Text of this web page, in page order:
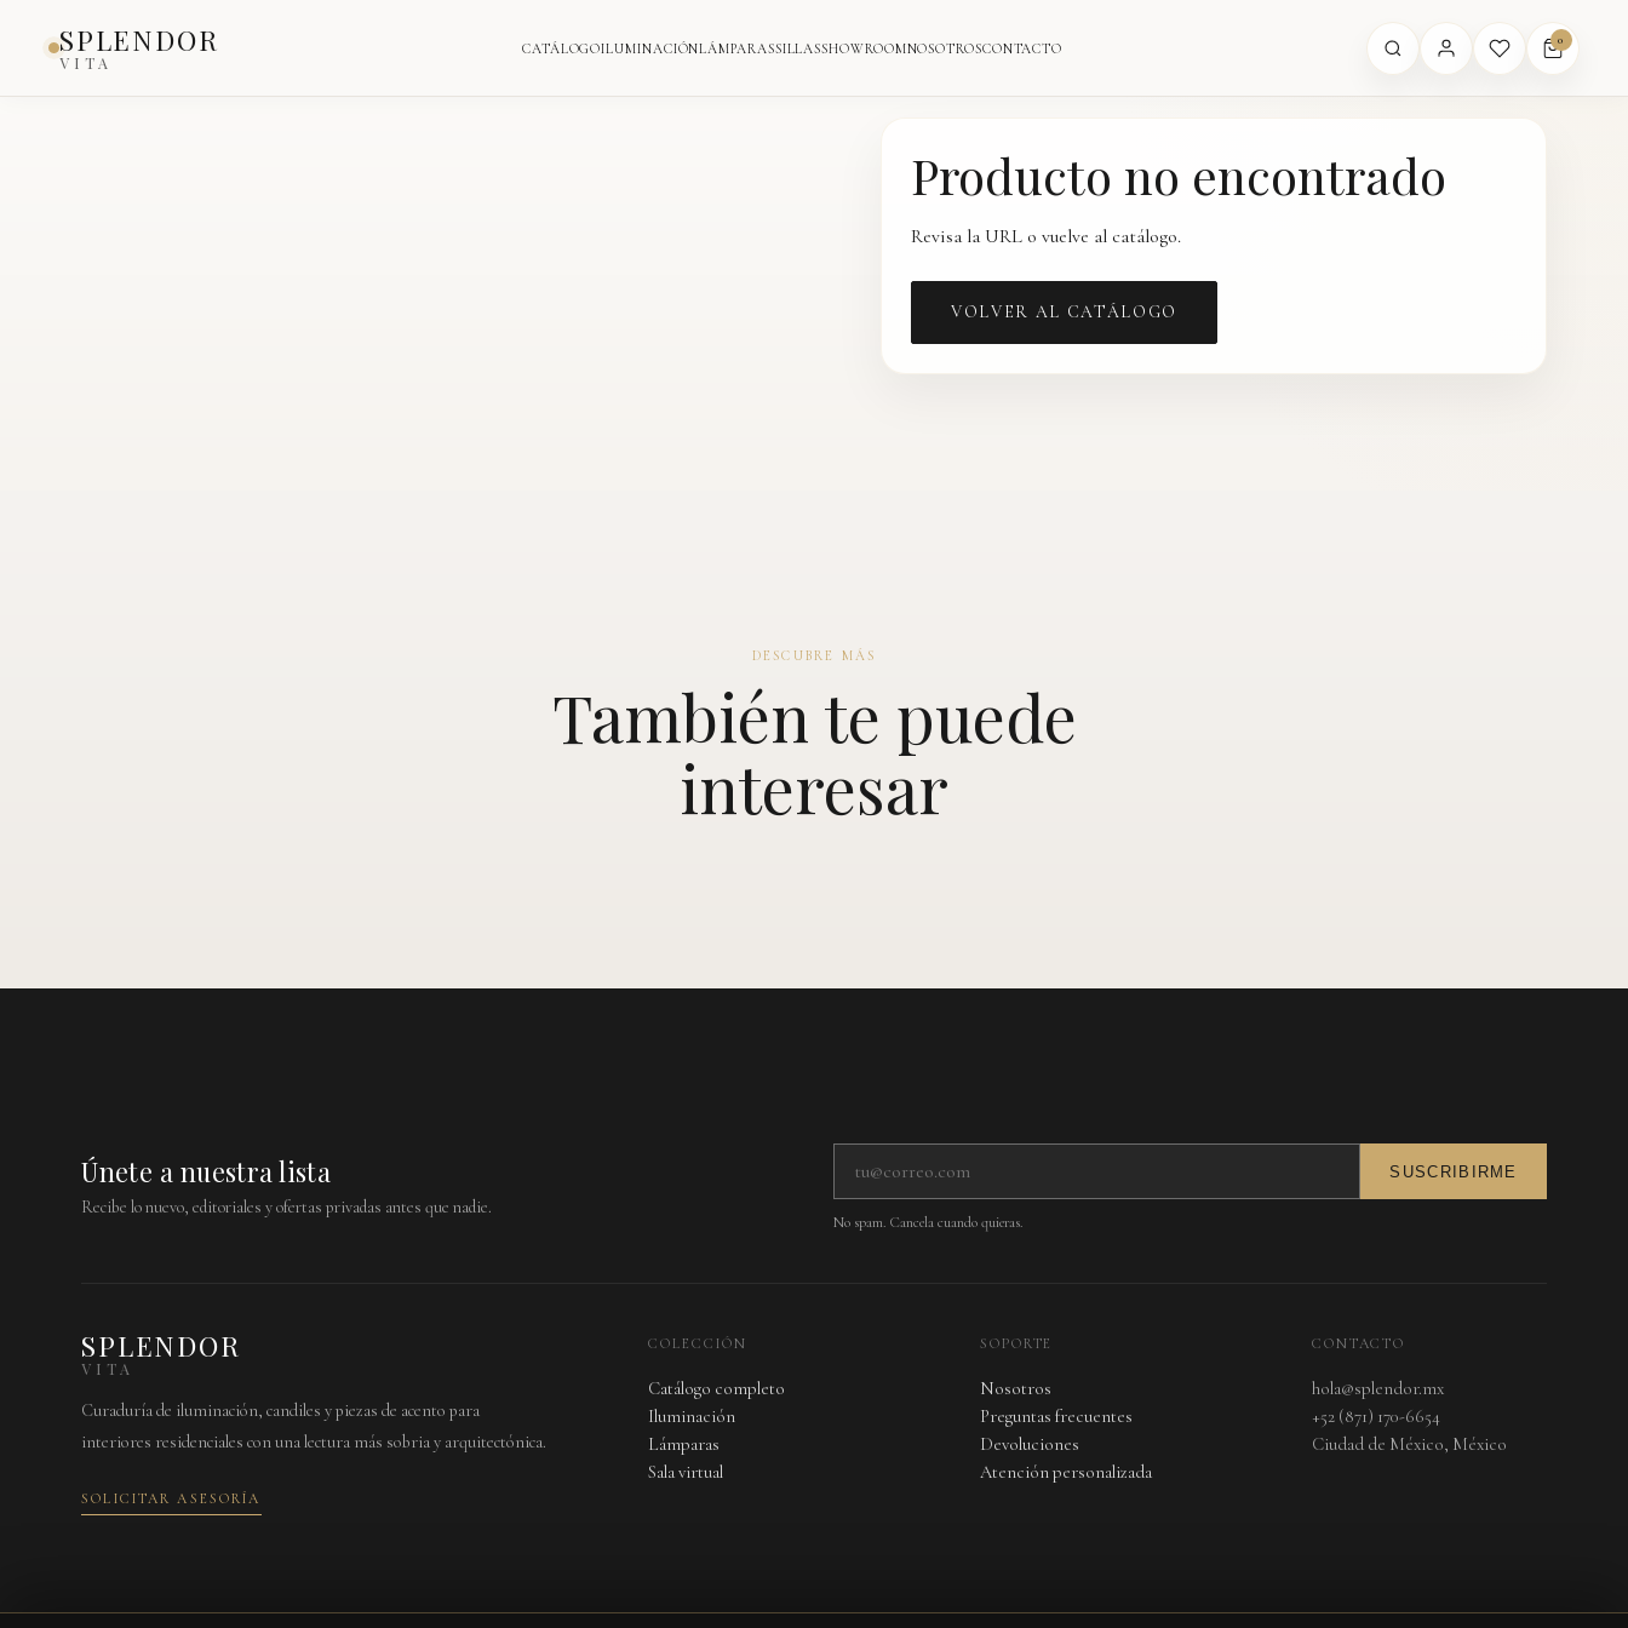
SPLENDOR
VITA
CATÁLOGOILUMINACIÓNLÁMPARASSILLASSHOWROOMNOSOTROSCONTACTO
0
Inicio›Catálogo› Producto
Producto no encontrado
Revisa la URL o vuelve al catálogo.
VOLVER AL CATÁLOGO
DESCUBRE MÁS
También te puede
interesar
Únete a nuestra lista
Recibe lo nuevo, editoriales y ofertas privadas antes que nadie.
SUSCRIBIRME
No spam. Cancela cuando quieras.
SPLENDOR
VITA
Curaduría de iluminación, candiles y piezas de acento para
interiores residenciales con una lectura más sobria y arquitectónica.
SOLICITAR ASESORÍA
COLECCIÓN
Catálogo completo
Iluminación
Lámparas
Sala virtual
SOPORTE
Nosotros
Preguntas frecuentes
Devoluciones
Atención personalizada
CONTACTO
hola@splendor.mx
+52 (871) 170-6654
Ciudad de México, México